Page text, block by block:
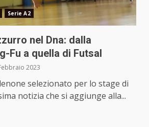
Serie A2
nel Dna: dalla
Fu a quella di Futsal
2023
selezionato per lo stage di
notizia che si aggiunge alla...